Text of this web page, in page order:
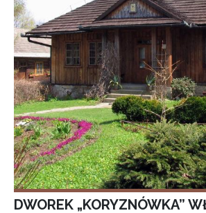
DWOREK „KORYZNÓWKA”